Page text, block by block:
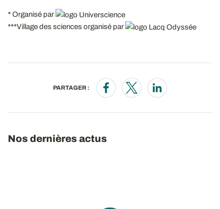
* Organisé par
***Village des sciences organisé par
PARTAGER :
Opens in a new window
Opens in a new window
Opens in a new
Nos dernières actus